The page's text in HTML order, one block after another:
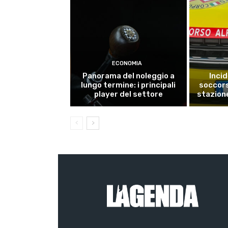
ECONOMIA
Panorama del noleggio a
lungo termine: i principali
player del settore